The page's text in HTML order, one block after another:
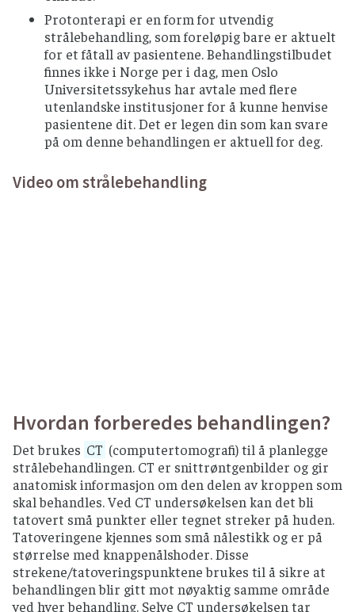
Protonterapi er en form for utvendig
strålebehandling, som foreløpig bare er aktuelt
for et fåtall av pasientene. Behandlingstilbudet
finnes ikke i Norge per i dag, men Oslo
Universitetssykehus har avtale med flere
utenlandske institusjoner for å kunne henvise
pasientene dit. Det er legen din som kan svare
på om denne behandlingen er aktuell for deg.
Video om strålebehandling
Hvordan forberedes behandlingen?
Det brukes CT (computertomografi) til å planlegge
strålebehandlingen. CT er snittrøntgenbilder og gir
anatomisk informasjon om den delen av kroppen som
skal behandles. Ved CT undersøkelsen kan det bli
tatovert små punkter eller tegnet streker på huden.
Tatoveringene kjennes som små nålestikk og er på
størrelse med knappenålshoder. Disse
strekene/tatoveringspunktene brukes til å sikre at
behandlingen blir gitt mot nøyaktig samme område
ved hver behandling. Selve CT undersøkelsen tar